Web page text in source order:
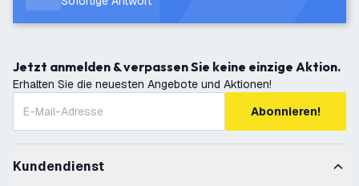
Jetzt anmelden & verpassen Sie keine einzige Aktion.
Erhalten Sie die neuesten Angebote und Aktionen!
Abonnieren!
Kundendienst